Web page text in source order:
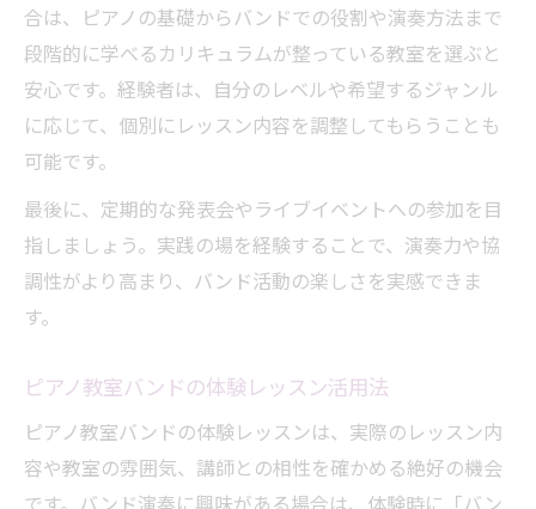
合は、ピアノの基礎からバンドでの役割や演奏方法まで
段階的に学べるカリキュラムが整っている教室を選ぶと
安心です。経験者は、自分のレベルや希望するジャンル
に応じて、個別にレッスン内容を調整してもらうことも
可能です。
最後に、定期的な発表会やライブイベントへの参加を目
指しましょう。実践の場を経験することで、演奏力や協
調性がより高まり、バンド活動の楽しさを実感できま
す。
ピアノ教室バンドの体験レッスン活用法
ピアノ教室バンドの体験レッスンは、実際のレッスン内
容や教室の雰囲気、講師との相性を確かめる絶好の機会